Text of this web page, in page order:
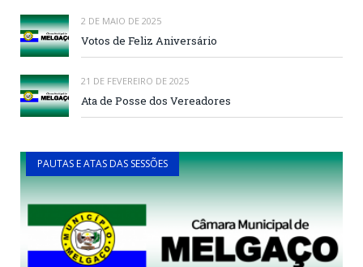
2 DE MAIO DE 2025
Votos de Feliz Aniversário
21 DE FEVEREIRO DE 2025
Ata de Posse dos Vereadores
PAUTAS E ATAS DAS SESSÕES